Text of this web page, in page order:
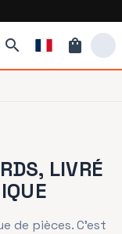
search shopping_bag
LIVRÉ
de pièces. C'est